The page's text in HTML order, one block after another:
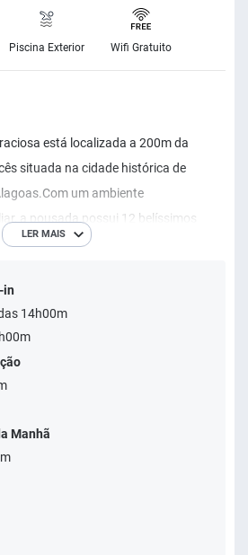
Piscina Exterior Wifi Gratuito
está localizada a 200m da
situada na cidade histórica de
Com um ambiente
a pousada possui 12 belíssimos
o melhor do rústico chic com todo
e momentos de lazer. ​ A poucos
você encontra o melhor da
e internacional com diversos
além de farmácias, mercados e
LER MAIS
in
14h00m
Manhã